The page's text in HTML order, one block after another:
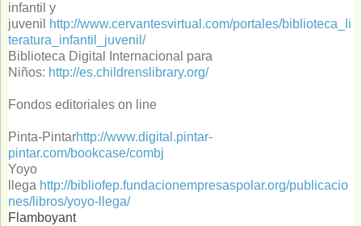
infantil y
juvenil
http://www.cervantesvirtual.com/portales/biblioteca_li
teratura_infantil_juvenil/
Biblioteca Digital Internacional para
Niños: http://es.childrenslibrary.org/
Fondos editoriales on line
Pinta-Pintarhttp://www.digital.pintar-
pintar.com/bookcase/combj
Yoyo
llega http://bibliofep.fundacionempresaspolar.org/publicacio
nes/libros/yoyo-llega/
Flamboyant